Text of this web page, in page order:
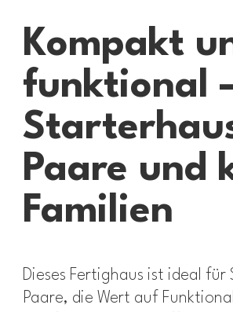
Kompakt
funktional
Paare und
Familien
Dieses Fertighaus ist ideal für
Paare, die Wert auf